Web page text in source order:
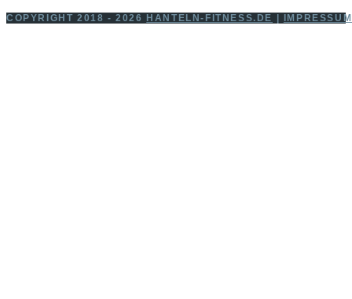
COPYRIGHT 2018 - 2026 HANTELN-FITNESS.DE | IMPRESSUM